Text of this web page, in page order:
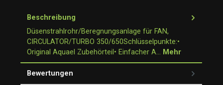
Beschreibung
Düsenstrahlrohr/Beregnungsanlage für FAN,
CIRCULATOR/TURBO 350/650Schlüsselpunkte:•
Original Aquael Zubehörteil• Einfacher A… Mehr
Bewertungen